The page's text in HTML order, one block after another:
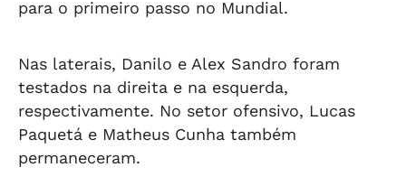
para o primeiro passo no Mundial.
Nas laterais, Danilo e Alex Sandro foram
testados na direita e na esquerda,
respectivamente. No setor ofensivo, Lucas
Paquetá e Matheus Cunha também
permaneceram.